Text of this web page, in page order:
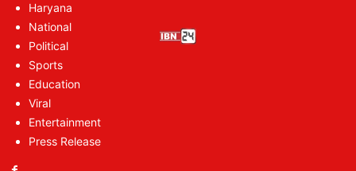
Haryana
National
Political
Sports
Education
Viral
Entertainment
Press Release
योग्यता
Golden Job Opportunity In SAI: नौकरी पाने की
आयुसीमा
Golden Job Opportunity In SAI: चयन होने पर
मिलेगी सैलरी
Golden Job Opportunity In SAI: ऐसे होगा
सेलेक्शन